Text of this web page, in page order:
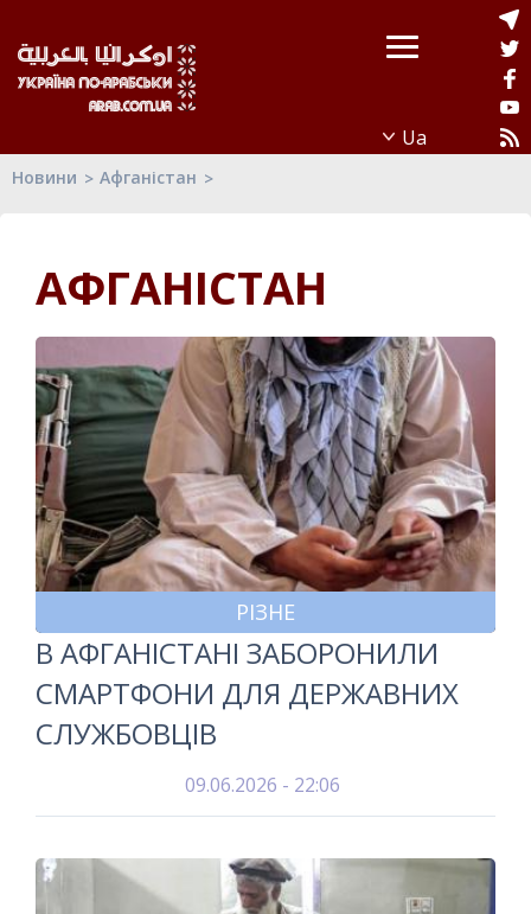
Новини Афганістан
АФГАНІСТАН
РІЗНЕ
В АФГАНІСТАНІ ЗАБОРОНИЛИ
СМАРТФОНИ ДЛЯ ДЕРЖАВНИХ
СЛУЖБОВЦІВ
09.06.2026 - 22:06